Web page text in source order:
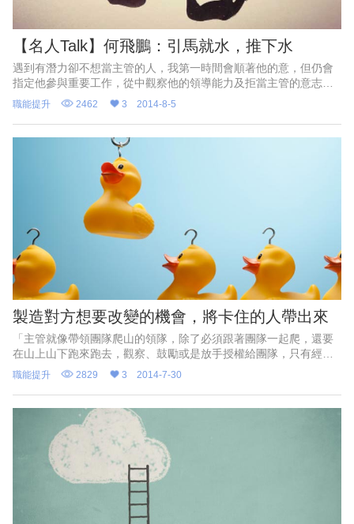
【名人Talk】何飛鵬：引馬就水，推下水
遇到有潛力卻不想當主管的人，我第一時間會順著他的意，但仍會
指定他參與重要工作，從中觀察他的領導能力及拒當主管的意志有
多堅決。待時機成熟，就創造一個意外，讓他不得不臨危受命。
職能提升 2462 3 2014-8-5
製造對方想要改變的機會，將卡住的人帶出來
「主管就像帶領團隊爬山的領隊，除了必須跟著團隊一起爬，還要
在山上山下跑來跑去，觀察、鼓勵或是放手授權給團隊，只有經歷
緩慢的學習過程，才能摸索出主管的節奏感。」
職能提升 2829 3 2014-7-30